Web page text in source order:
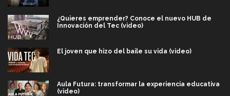
¿Quieres emprender? Conoce el nuevo HUB de
Innovación del Tec (video)
El joven que hizo del baile su vida (video)
Aula Futura: transformar la experiencia educativa
(video)